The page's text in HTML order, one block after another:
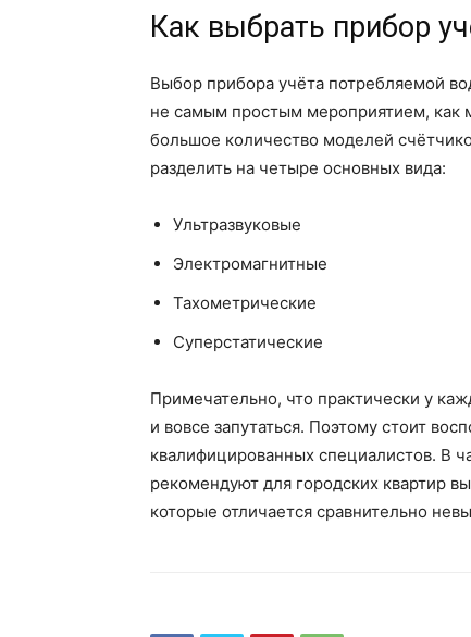
Как выбрать прибор
Выбор прибора учёта потребляемой
не самым простым мероприятием, как
большое количество моделей
разделить на четыре основных вида:
Ультразвуковые
Электромагнитные
Тахометрические
Суперстатические
Примечательно, что практически у
и вовсе запутаться. Поэтому стоит
квалифицированных специалистов. В
рекомендуют для городских квартир
которые отличается сравнительно